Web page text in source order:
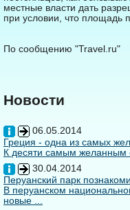
местные власти дать
при условии, что площадь
По сообщению "Travel.ru"
Новости
06.05.2014
Греция - одна из самых
К десяти самым желанным
30.04.2014
Перуанский парк
В перуанском
новые ...